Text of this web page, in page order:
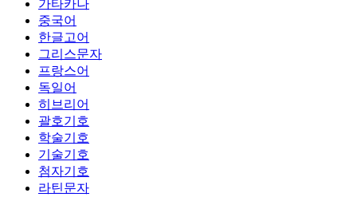
가타카나
중국어
한글고어
그리스문자
프랑스어
독일어
히브리어
괄호기호
학술기호
기술기호
첨자기호
라틴문자